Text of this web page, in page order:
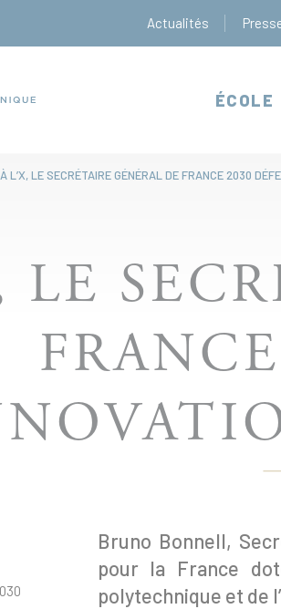
Actualités
ÉCOLE
À L’X, LE SECRÉTAIRE GÉNÉRAL DE FRANCE 2030
LE
Bruno Bonnell,
pour la France
polytechnique et de